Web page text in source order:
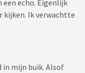
een echo. Eigenlijk
kijken. Ik verwachtte
in mijn buik. Alsof